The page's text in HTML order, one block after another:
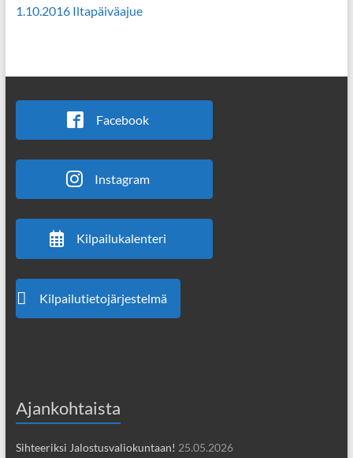
1.10.2016 Iltapäiväajue
Facebook
Instagram
Kilpailukalenteri
Kilpailutietojärjestelmä
Ajankohtaista
Sihteeriksi Jalostusvaliokuntaan! 25.05.2026